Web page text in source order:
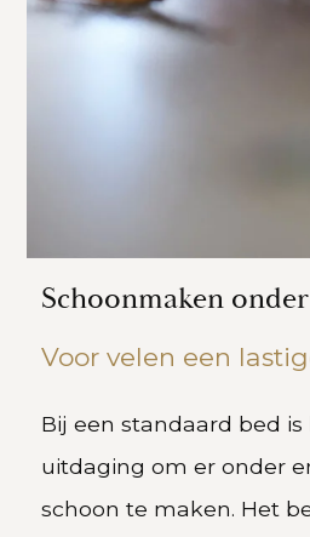
Schoonmaken
Voor velen een
Bij een standaard bed is
uitdaging om er onder
schoon te maken. Het